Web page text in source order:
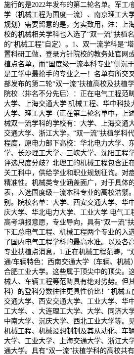
施行的是2022年发布的第二轮名单。军工
学（机械工程为国度一流）、南京理工大
规划）需要留意的是，务实致用，注：上
校的机械相关学科也入选了“双一流”扶植
的“机械工程”自定）。1、双一流学科是“
置科研工做，登录方针院校的教务处官网
植点名单，而“国度级一流本科专业”侧沉
是工学中最抢手的专业之一！名单有所交
部发布的第二轮“双一流”扶植高校及扶植
院校（排名不分先后）：正在电气工程范
大学、上海交通大学 机械工程、华中科技
大学、理工大学（正在第二轮名单中，上
械双一流学科的学校有：大学、上海交通
交通大学、浙江大学，“双一流”扶植学科
程度，原电力部下高校：华北电力大学、
学、长沙理工大学、三峡大学、沈阳工程
评选尺度分歧？北理工的机械工程包含正
关工科中，供给学业和职业规划征询。对
精准性。机械类专业涵盖面广，对于具体
表，入选国度级一流本科专业的高校浩繁
别。院校名单：大学、西安交通大学、华
庆大学、华北电力大学、工业大学 电气工
高考填报意愿，专业导向，具有“双一流”
下汇总电气工程、机械工程两个专业的入
了国内电气工程学科的最高水准。以及各
专业扶植点消息，1.正在机械工程范畴，“
通/车辆特色：西南交通大学（车辆、机械
合肥工业大学。这些属于顶尖中的顶尖。
械人、车辆工程等范畴具有绝对劣势。但
科）的登科分数往往更具性价比！“机械
交通大学、西安交通大学、工业大学、华
工大学、、大连理工大学、大学、同济大
中南大学、沉庆大学、西北工业大学等。
机械工程、机械设想制制及其从动化、车
大学、工业大学、上海交通大学、浙江大
通大学。具有“双一流”扶植学科的高校共